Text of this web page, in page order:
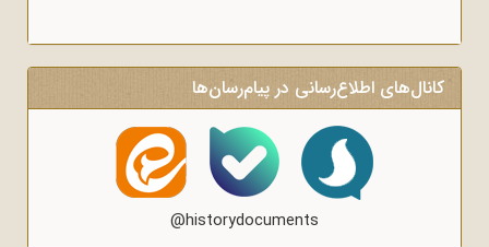
کانال‌های اطلاع‌رسانی در پیام‌رسان‌ها
@historydocuments